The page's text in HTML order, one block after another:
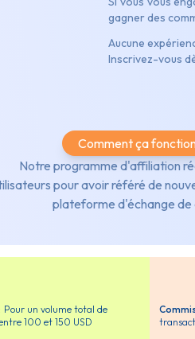
gagner des
Aucune
Inscrivez-vous
Comment ça
Notre programme d'affiliation
pour avoir référé de
plateforme d'échange de
Pour un volume total de
100 et 150 USD